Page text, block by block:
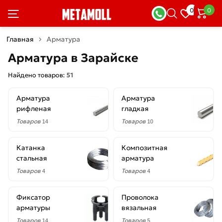
0 0
Главная Арматура
Арматура в Зарайске
Найдено товаров: 51
Арматура
рифленая
Товаров 14
Арматура
гладкая
Товаров 10
Катанка
стальная
Товаров 4
Композитная
арматура
Товаров 4
Фиксатор
арматуры
Товаров 14
Проволока
вязальная
Товаров 5
Фильтры
×
скидкой
Цена
руб.
1.2
мм